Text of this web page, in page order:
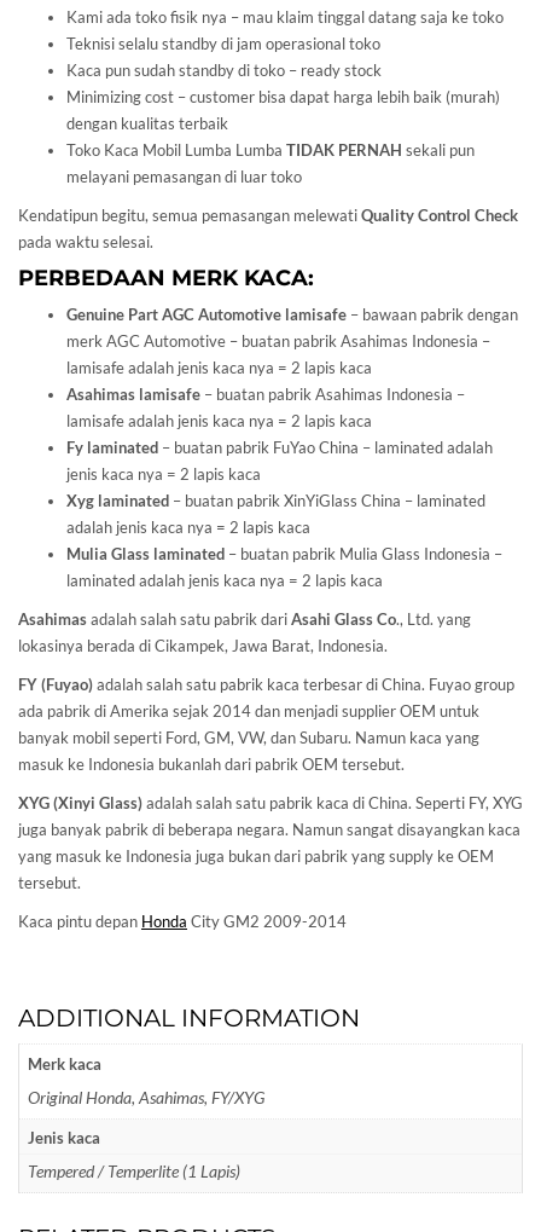
Kami ada toko fisik nya – mau klaim tinggal datang saja ke toko
Teknisi selalu standby di jam operasional toko
Kaca pun sudah standby di toko – ready stock
Minimizing cost – customer bisa dapat harga lebih baik (murah)
dengan kualitas terbaik
Toko Kaca Mobil Lumba Lumba TIDAK PERNAH sekali pun
melayani pemasangan di luar toko
Kendatipun begitu, semua pemasangan melewatiQuality Control Check
pada waktu selesai.
PERBEDAAN MERK KACA:
Genuine Part AGC Automotive lamisafe – bawaan pabrik dengan
merk AGC Automotive – buatan pabrik Asahimas Indonesia –
lamisafe adalah jenis kaca nya = 2 lapis kaca
Asahimas lamisafe – buatan pabrik Asahimas Indonesia –
lamisafe adalah jenis kaca nya = 2 lapis kaca
Fy laminated – buatan pabrik FuYao China – laminated adalah
jenis kaca nya = 2 lapis kaca
Xyg laminated – buatan pabrik XinYiGlass China – laminated
adalah jenis kaca nya = 2 lapis kaca
Mulia Glass laminated – buatan pabrik Mulia Glass Indonesia –
laminated adalah jenis kaca nya = 2 lapis kaca
Asahimasadalah salah satu pabrik dariAsahi GlassCo., Ltd. yang
lokasinya berada di Cikampek, Jawa Barat, Indonesia.
FY (Fuyao)adalah salah satu pabrik kaca terbesar di China. Fuyao group
ada pabrik di Amerika sejak 2014 dan menjadi supplier OEM untuk
banyak mobil seperti Ford, GM, VW, dan Subaru. Namun kaca yang
masuk ke Indonesia bukanlah dari pabrik OEM tersebut.
XYG (Xinyi Glass)adalah salah satu pabrik kaca di China. Seperti FY, XYG
juga banyak pabrik di beberapa negara. Namun sangat disayangkan kaca
yang masuk ke Indonesia juga bukan dari pabrik yang supply ke OEM
tersebut.
Kaca pintu depan Honda City GM2 2009-2014
ADDITIONAL INFORMATION
Merk kaca
Original Honda, Asahimas, FY/XYG
Jenis kaca
Tempered / Temperlite (1 Lapis)